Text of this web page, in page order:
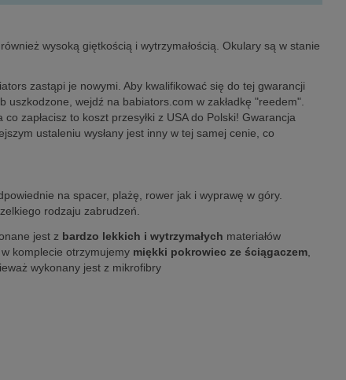
wysoką giętkością i wytrzymałością. Okulary są w stanie
zastąpi je nowymi. Aby kwalifikować się do tej gwarancji
wejdź na babiators.com w zakładkę "reedem".
zapłacisz to koszt przesyłki z USA do Polski! Gwarancja
ustaleniu wysłany jest inny w tej samej cenie, co
na spacer, plażę, rower jak i wyprawę w góry.
rodzaju zabrudzeń.
jest z bardzo lekkich i wytrzymałych materiałów
komplecie otrzymujemy miękki pokrowiec ze ściągaczem
wykonany jest z mikrofibry